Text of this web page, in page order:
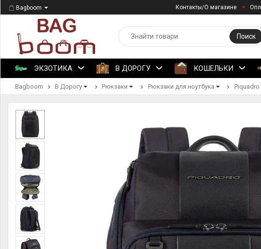
Bagboom Контакты/О магазине
Поиск
ЭКЗОТИКА В ДОРОГУ КОШЕЛЬКИ
Bagboom В Дорогу Рюкзаки Рюкзаки для ноутбука Piquadro